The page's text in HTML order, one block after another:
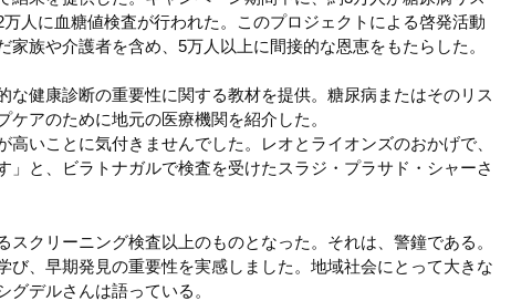
人に血糖値検査が行われた。このプロジェクトによる啓発活動
族や介護者を含め、5万人以上に間接的な恩恵をもたらした。
な健康診断の重要性に関する教材を提供。糖尿病またはそのリス
アのために地元の医療機関を紹介した。
高いことに気付きませんでした。レオとライオンズのおかげで、
と、ビラトナガルで検査を受けたスラジ・プラサド・シャーさ
クリーニング検査以上のものとなった。それは、警鐘である。
び、早期発見の重要性を実感しました。地域社会にとって大きな
デルさんは語っている。